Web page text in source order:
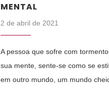
MENTAL
2 de abril de 2021
A pessoa que sofre com
sua mente, sente-se como se
em outro mundo, um mundo